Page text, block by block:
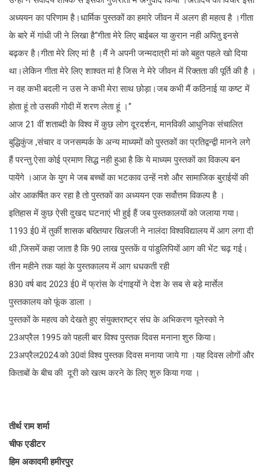
अध्ययन का परिणाम है।धार्मिक पुस्तकों का हमारे जीवन में अलग ही महत्व है ।गीता
के बारे में गांधी जी ने लिखा है“गीता मेरे लिए बाईबल या कुरान नही अपितु इनसे
बढ़कर है।गीता मेरे लिए मां है ।मैं ने अपनी जन्मदात्री मां को बहुत पहले खो दिया
था।लेकिन गीता मेरे लिए शाश्वत मां है जिस ने मेरे जीवन में रिक्तता की पूर्ति की है ।
न वह कभी बदली न उस ने कभी मेरा साथ छोड़ा।जब कभी मैं कठिनाई या कष्ट में
होता हूं तो उसकी गोदी में शरण लेता हूं ।“
आज 21 वीं शताब्दी के विश्व में कुछ लोग दूरदर्शन, मानविकी आधुनिक संचालित
बुद्धिकुंज ,संचार व जनसम्पर्क के अन्य माध्यमों को पुस्तकों का प्रतिद्वन्द्वी मानने लगे
हैं परन्तु ऐसा कोई प्रमाण सिद्ध नही हुआ है कि ये माध्यम पुस्तकों का विकल्प बन
पायेंगे ।आज के युग मे जब बच्चों का भटकाव उन्हें नशे और सामाजिक बुराईयों की
ओर आकर्षित कर रहा है तो पुस्तकों का अध्ययन एक सर्वोत्तम विकल्प है ।
इतिहास में कुछ ऐसी दुखद घटनाएं भी हुई हैं जब पुस्तकालयों को जलाया गया।
1193 ई0 में तुर्की शासक बख्तियार खिलजी ने नालंदा विश्वविद्यालय में आग लगा दी
थी ,जिसमें कहा जाता है कि 90 लाख पुस्तकें व पांडुलिपियों आग की भेंट चढ़ गई।
तीन महीने तक यहां के पुस्तकालय में आग धधकती रही
830 वर्ष बाद 2023 ई0 में फ्रांस के दंगाइयों ने देश के सब से बड़े मार्सेल
पुस्तकालय को फूंक डाला ।
पुस्तकों के महत्व को देखते हुए संयुक्तराष्ट्र संघ के अभिकरण यूनेस्को ने
23अप्रैल 1995 को पहली बार विश्व पुस्तक दिवस मनाना शुरु किया।
23अप्रैल2024.को 30वां विश्व पुस्तक दिवस मनाया जाये गा ।यह दिवस लोगों और
किताबों के बीच की दूरी को खत्म करने के लिए शुरु किया गया ।
तीर्थ राम शर्मा
चीफ एडीटर
हिम अकादमी हमीरपुर